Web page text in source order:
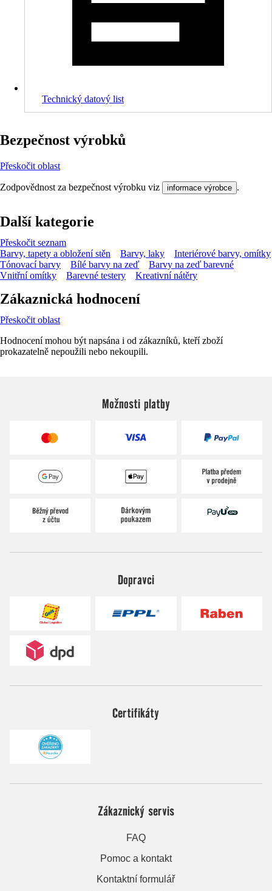
Technický datový list
Bezpečnost výrobků
Přeskočit oblast
Zodpovědnost za bezpečnost výrobku viz informace výrobce .
Další kategorie
Přeskočit seznam
Barvy, tapety a obložení stěn
Barvy, laky
Interiérové barvy, omítky
Tónovací barvy
Bílé barvy na zeď
Barvy na zeď barevné
Vnitřní omítky
Barevné testery Kreativní nátěry
Zákaznická hodnocení
Přeskočit oblast
Hodnocení mohou být napsána i od zákazníků, kteří zboží
prokazatelně nepoužili nebo nekoupili.
Možnosti platby
Dopravci
Certifikáty
Zákaznický servis
FAQ
Pomoc a kontakt
Kontaktní formulář